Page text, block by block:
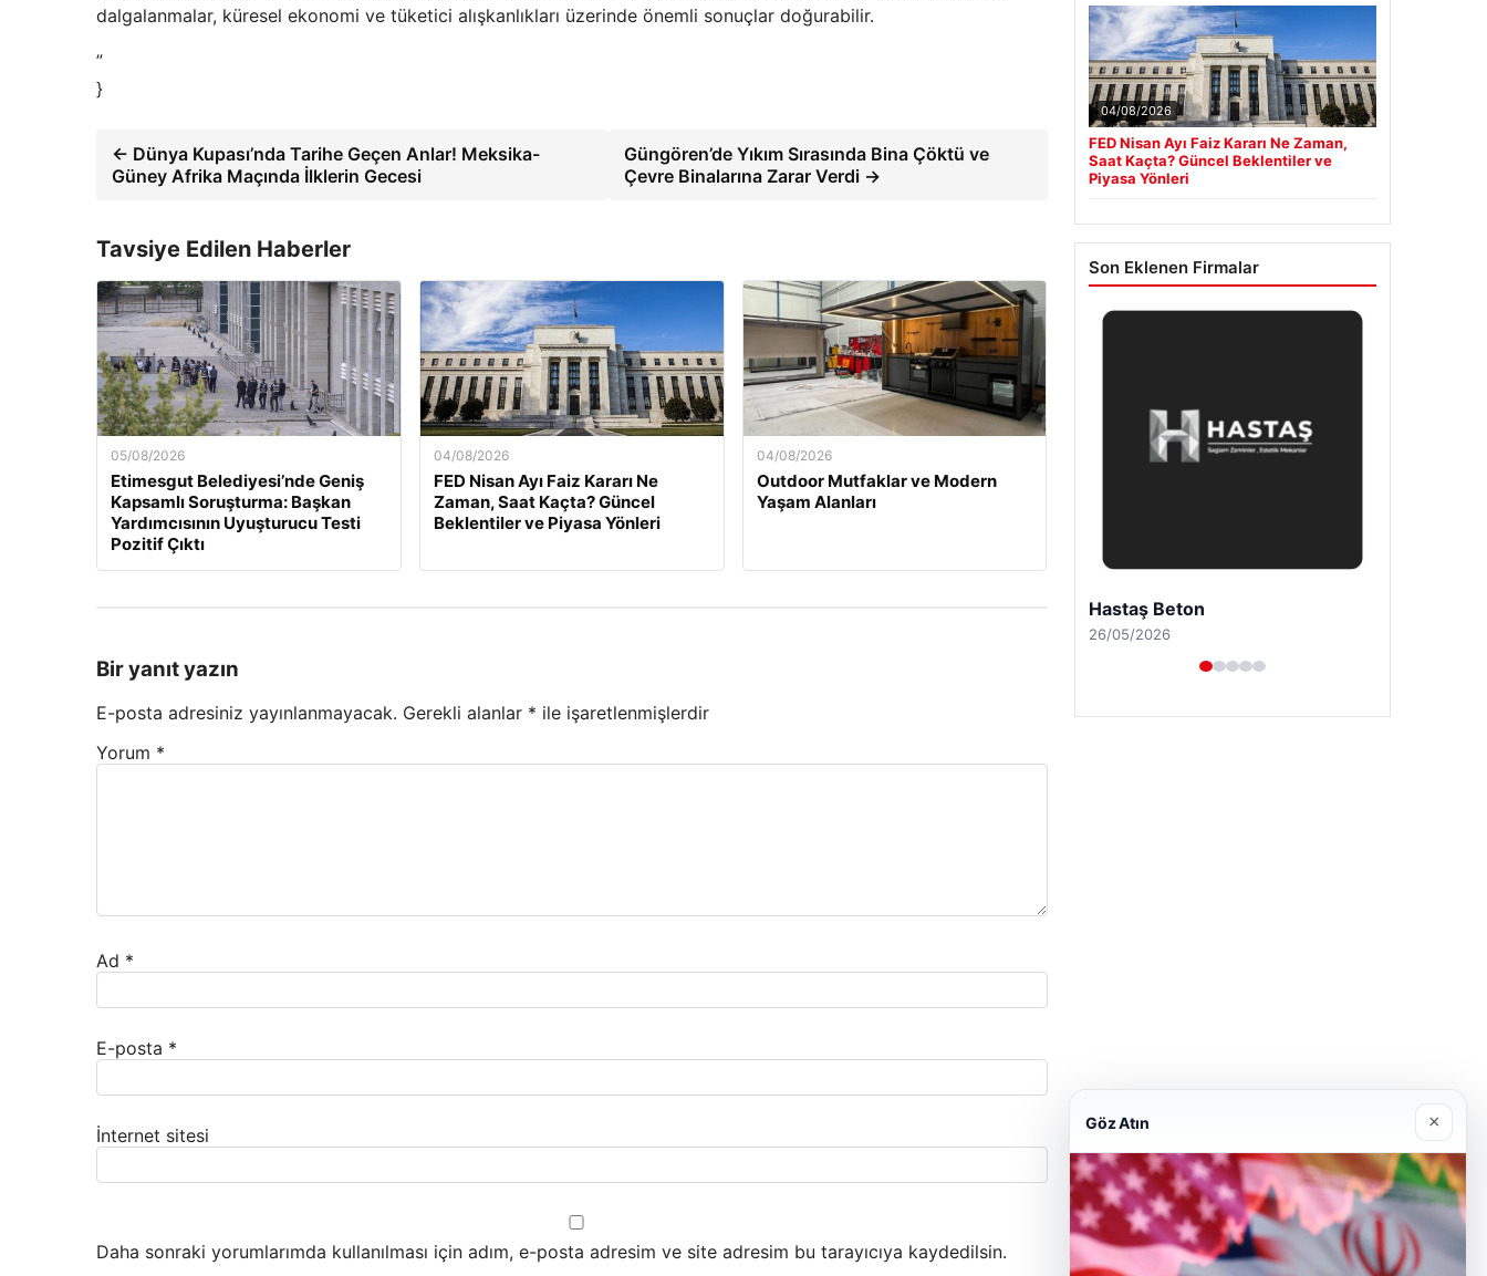
dalgalanmalar, küresel ekonomi ve tüketici alışkanlıkları üzerinde önemli sonuçlar doğurabilir.
”
}
← Dünya Kupası’nda Tarihe Geçen Anlar! Meksika-
Güney Afrika Maçında İlklerin Gecesi
Güngören’de Yıkım Sırasında Bina Çöktü ve
Çevre Binalarına Zarar Verdi →
Tavsiye Edilen Haberler
05/08/2026
Etimesgut Belediyesi’nde Geniş
Kapsamlı Soruşturma: Başkan
Yardımcısının Uyuşturucu Testi
Pozitif Çıktı
04/08/2026
FED Nisan Ayı Faiz Kararı Ne
Zaman, Saat Kaçta? Güncel
Beklentiler ve Piyasa Yönleri
04/08/2026
Outdoor Mutfaklar ve Modern
Yaşam Alanları
Bir yanıt yazın
E-posta adresiniz yayınlanmayacak. Gerekli alanlar * ile işaretlenmişlerdir
Yorum *
Ad *
E-posta *
İnternet sitesi
Daha sonraki yorumlarımda kullanılması için adım, e-posta adresim ve site adresim bu tarayıcıya kaydedilsin.
04/08/2026
FED Nisan Ayı Faiz Kararı Ne Zaman,
Saat Kaçta? Güncel Beklentiler ve
Piyasa Yönleri
Son Eklenen Firmalar
Enes Kaplan Avukatlık Bürosu
28/04/2026
Göz Atın ×